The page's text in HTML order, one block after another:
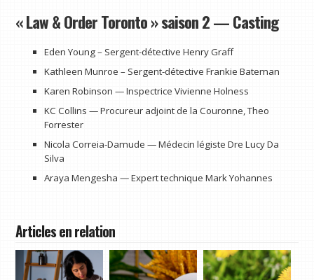
« Law & Order Toronto » saison 2 — Casting
Eden Young – Sergent-détective Henry Graff
Kathleen Munroe – Sergent-détective Frankie Bateman
Karen Robinson — Inspectrice Vivienne Holness
KC Collins — Procureur adjoint de la Couronne, Theo
Forrester
Nicola Correia-Damude — Médecin légiste Dre Lucy Da
Silva
Araya Mengesha — Expert technique Mark Yohannes
Articles en relation